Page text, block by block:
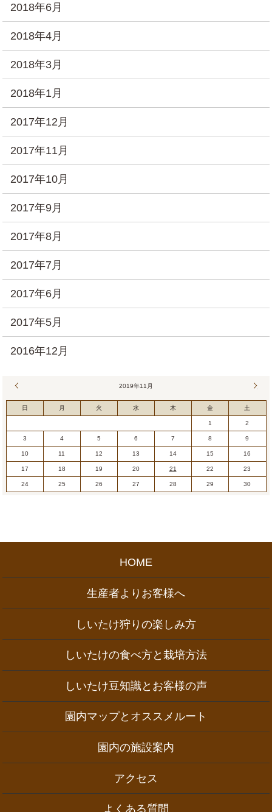
2018年6月
2018年4月
2018年3月
2018年1月
2017年12月
2017年11月
2017年10月
2017年9月
2017年8月
2017年7月
2017年6月
2017年5月
2016年12月
2019年11月
日 月 火 水 木 金 土
12月
1 2
3 4 5 6 7 8 9
10 11 12 13 14 15 16
17 18 19 20 21 22 23
24 25 26 27 28 29 30
HOME
生産者よりお客様へ
しいたけ狩りの楽しみ方
しいたけの食べ方と栽培方法
しいたけ豆知識とお客様の声
園内マップとオススメルート
園内の施設案内
アクセス
よくある質問